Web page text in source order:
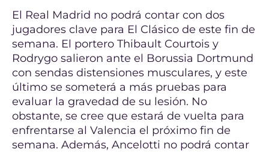
El Real Madrid no podrá contar con dos
jugadores clave para El Clásico de este fin de
semana. El portero Thibault Courtois y
Rodrygo salieron ante el Borussia Dortmund
con sendas distensiones musculares, y este
último se someterá a más pruebas para
evaluar la gravedad de su lesión. No
obstante, se cree que estará de vuelta para
enfrentarse al Valencia el próximo fin de
semana. Además, Ancelotti no podrá contar